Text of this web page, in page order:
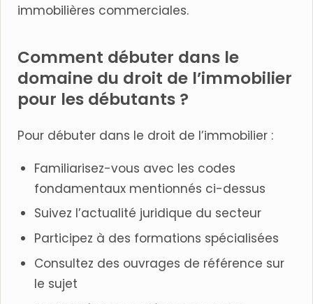
immobilières commerciales.
Comment débuter dans le
domaine du droit de l’immobilier
pour les débutants ?
Pour débuter dans le droit de l’immobilier :
Familiarisez-vous avec les codes
fondamentaux mentionnés ci-dessus
Suivez l’actualité juridique du secteur
Participez à des formations spécialisées
Consultez des ouvrages de référence sur
le sujet